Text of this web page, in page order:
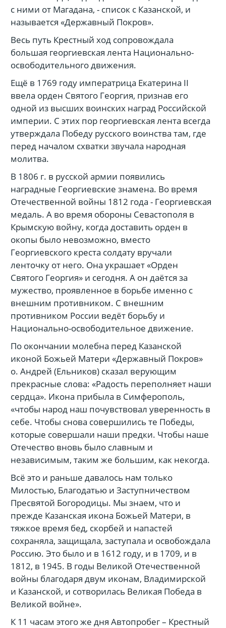
с ними от Магадана, - список с Казанской, и
называется «Державный Покров».
Весь путь Крестный ход сопровождала
большая георгиевская лента Национально-
освободительного движения.
Ещё в 1769 году императрица Екатерина II
ввела орден Святого Георгия, признав его
одной из высших воинских наград Российской
империи. С этих пор георгиевская лента всегда
утверждала Победу русского воинства там, где
перед началом схватки звучала народная
молитва.
В 1806 г. в русской армии появились
наградные Георгиевские знамена. Во время
Отечественной войны 1812 года - Георгиевская
медаль. А во время обороны Севастополя в
Крымскую войну, когда доставить орден в
окопы было невозможно, вместо
Георгиевского креста солдату вручали
ленточку от него. Она украшает «Орден
Святого Георгия» и сегодня. А он даётся за
мужество, проявленное в борьбе именно с
внешним противником. С внешним
противником России ведёт борьбу и
Национально-освободительное движение.
По окончании молебна перед Казанской
иконой Божьей Матери «Державный Покров»
о. Андрей (Ельников) сказал верующим
прекрасные слова: «Радость переполняет наши
сердца». Икона прибыла в Симферополь,
«чтобы народ наш почувствовал уверенность в
себе. Чтобы снова совершились те Победы,
которые совершали наши предки. Чтобы наше
Отечество вновь было славным и
независимым, таким же большим, как некогда.
Всё это и раньше давалось нам только
Милостью, Благодатью и Заступничеством
Пресвятой Богородицы. Мы знаем, что и
прежде Казанская икона Божьей Матери, в
тяжкое время бед, скорбей и напастей
сохраняла, защищала, заступала и освобождала
Россию. Это было и в 1612 году, и в 1709, и в
1812, в 1945. В годы Великой Отечественной
войны благодаря двум иконам, Владимирской
и Казанской, и сотворилась Великая Победа в
Великой войне».
К 11 часам этого же дня Автопробег – Крестный